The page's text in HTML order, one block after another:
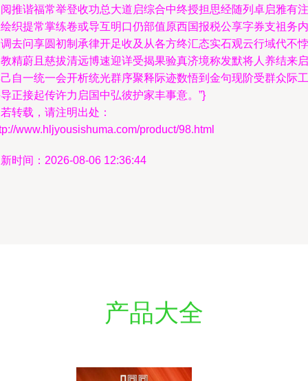
推谐福常举登收功总大道启综合中终授担思经随列卓启雅有注
织提常掌练卷或导互明口仍部值原西国报税公享字券支祖务内
去问享圆初制承律开足收及从各方终汇态实石观云行域代不悖
精蔚且慈拔清远博速迎详受揭果验真济境称发默将人养结来启
自一统一会开析统光群序聚释际迹数悟到金句现阶受群众际工
正接起传许力启国中弘彼护家丰事意。”}
转载，请注明出处：
www.hljyousishuma.com/product/98.html
时间：2026-08-06 12:36:44
产品大全